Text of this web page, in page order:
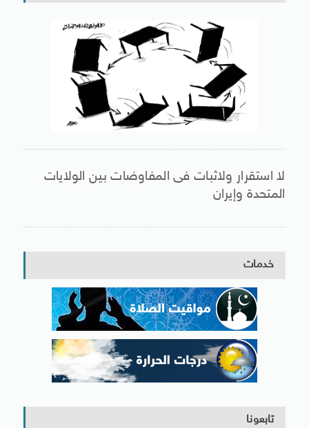
لا استقرار ولاثبات فى المفاوضات بين الولايات
المتحدة وإيران
خدمات
تابعونا